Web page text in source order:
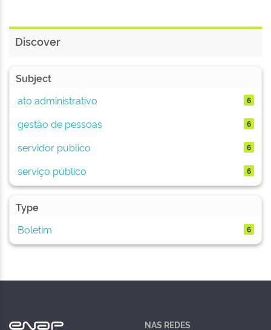
Discover
Subject
ato administrativo
6
gestão de pessoas 6
servidor publico 6
serviço público 6
Type
Boletim
6
NAS REDES